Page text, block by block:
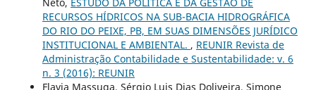
RECURSOS HÍDRICOS NA SUB-BACIA HIDROGRÁFICA
DO RIO DO PEIXE, PB, EM SUAS DIMENSÕES JURÍDICO
INSTITUCIONAL E AMBIENTAL. , REUNIR Revista de
Administração Contabilidade e Sustentabilidade: v. 6
n. 3 (2016): REUNIR
Flavia Massuga, Sérgio Luis Dias Doliveira, Simone